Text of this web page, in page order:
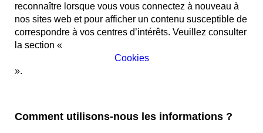
reconnaître lorsque vous vous connectez à nouveau à
nos sites web et pour afficher un contenu susceptible de
correspondre à vos centres d’intérêts. Veuillez consulter
la section «
Cookies
».
Comment utilisons-nous les informations ?